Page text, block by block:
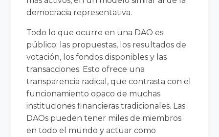
democracia representativa.
Todo lo que ocurre en una DAO es
público: las propuestas, los resultados de
votación, los fondos disponibles y las
transacciones. Esto ofrece una
transparencia radical, que contrasta con el
funcionamiento opaco de muchas
instituciones financieras tradicionales. Las
DAOs pueden tener miles de miembros
en todo el mundo y actuar como